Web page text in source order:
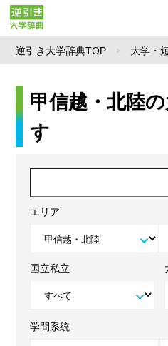
逆引き大学辞典TOP 大学・
甲信越・北陸
す
エリア
国立私立
学問系統